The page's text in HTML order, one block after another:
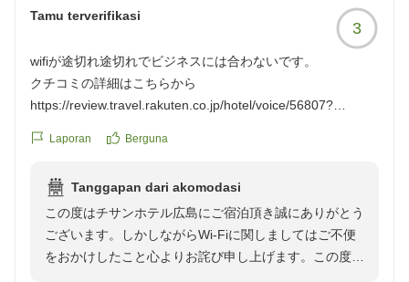
きお客様にご満足頂けるよう、日々精進してまいりま
す。広島へお越しの際は、是非「チサンホテル広島」を
ご利用いただければ幸いでございます。またのご来館心
よりお待ち申し上げております。
Tamu terverifikasi
3
wifiが途切れ途切れでビジネスには合わないです。
クチコミの詳細はこちらから
https://review.travel.rakuten.co.jp/hotel/voice/56807?
Laporan Berguna
Tanggapan dari akomodasi
この度はチサンホテル広島にご宿泊頂き誠にありがとう
ございます。しかしながらWi-Fiに関しましてはご不便
をおかけしたこと心よりお詫び申し上げます。この度の